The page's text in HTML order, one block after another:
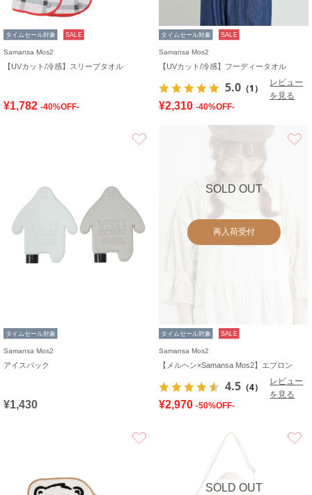
タイムセール対象 SALE
Samansa Mos2
【UVカット/冷感】スリーブタオル
¥1,782 -40%OFF-
タイムセール対象 SALE
Samansa Mos2
【UVカット/冷感】フーディータオル
5.0 （1）
レビュー
を見る
¥2,310 -40%OFF-
タイムセール対象
Samansa Mos2
アイスパック
¥1,430
SOLD OUT
再入荷受付
タイムセール対象 SALE
Samansa Mos2
【メルヘン×Samansa Mos2】エプロン
4.5 （4）
レビュー
を見る
¥2,970 -50%OFF-
SOLD OUT